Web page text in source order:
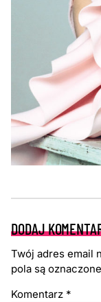
DODAJ
Twój adres email
pola są oznaczone
Komentarz *